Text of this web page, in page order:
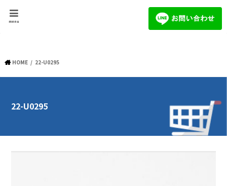
menu
HOME 22-U0295
22-U0295